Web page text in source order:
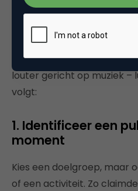
publiciteit op.
De voorbeelden met
vertalen naar video. Vrij
louter gericht op muziek –
volgt:
1. Identificeer een
moment
Kies een doelgroep, maar
of een activiteit. Zo